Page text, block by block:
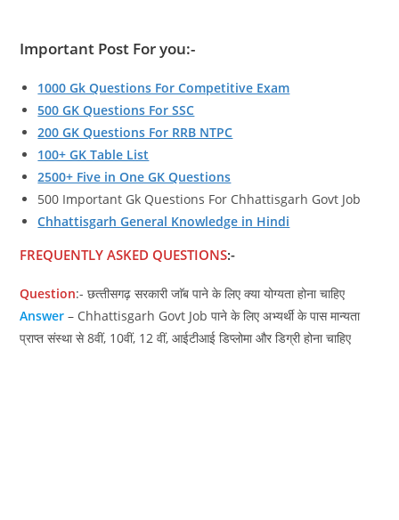
Important Post For you:-
1000 Gk Questions For Competitive Exam
500 GK Questions For SSC
200 GK Questions For RRB NTPC
100+ GK Table List
2500+ Five in One GK Questions
500 Important Gk Questions For Chhattisgarh Govt Job
Chhattisgarh General Knowledge in Hindi
FREQUENTLY ASKED QUESTIONS:-
Question:- छत्‍तीसगढ़ सरकारी जाॅब पाने के लिए क्‍या योग्‍यता होना चाहिए
Answer– Chhattisgarh Govt Job पाने के लिए अभ्‍यर्थी के पास मान्‍यता
प्राप्‍त संस्‍था से 8वीं, 10वीं, 12 वीं, आईटीआई डिप्‍लोमा और डिग्री होना चाहिए